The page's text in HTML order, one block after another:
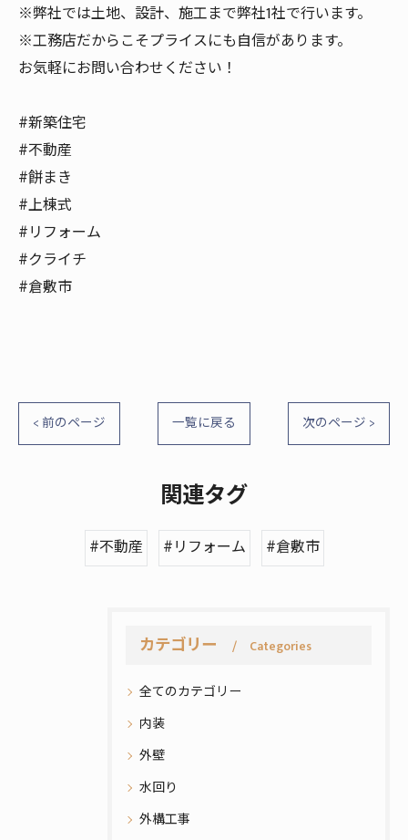
※弊社では土地、設計、施工まで弊社1社で行います。
※工務店だからこそプライスにも自信があります。
お気軽にお問い合わせください！
#新築住宅
#不動産
#餅まき
#上棟式
#リフォーム
#クライチ
#倉敷市
< 前のページ 一覧に戻る 次のページ >
関連タグ
#不動産 #リフォーム #倉敷市
カテゴリー Categories
全てのカテゴリー
内装
外壁
水回り
外構工事